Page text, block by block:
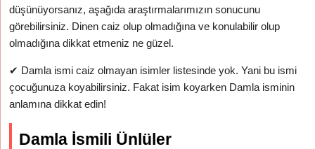
düşünüyorsanız, aşağıda araştırmalarımızın sonucunu
görebilirsiniz. Dinen caiz olup olmadığına ve konulabilir olup
olmadığına dikkat etmeniz ne güzel.
✔ Damla ismi caiz olmayan isimler listesinde yok. Yani bu ismi
çocuğunuza koyabilirsiniz. Fakat isim koyarken Damla isminin
anlamına dikkat edin!
Damla İsmili Ünlüler